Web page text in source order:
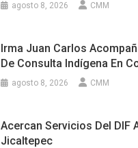
agosto 8, 2026 CMM
Irma Juan Carlos
De Consulta Indígena En
agosto 8, 2026 CMM
Acercan Servicios Del DIF
Jicaltepec